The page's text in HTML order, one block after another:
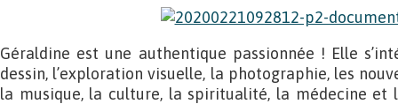
Géraldine est une authentique passionnée ! Elle
dessin, l’exploration visuelle, la photographie, les
la musique, la culture, la spiritualité, la médecine et